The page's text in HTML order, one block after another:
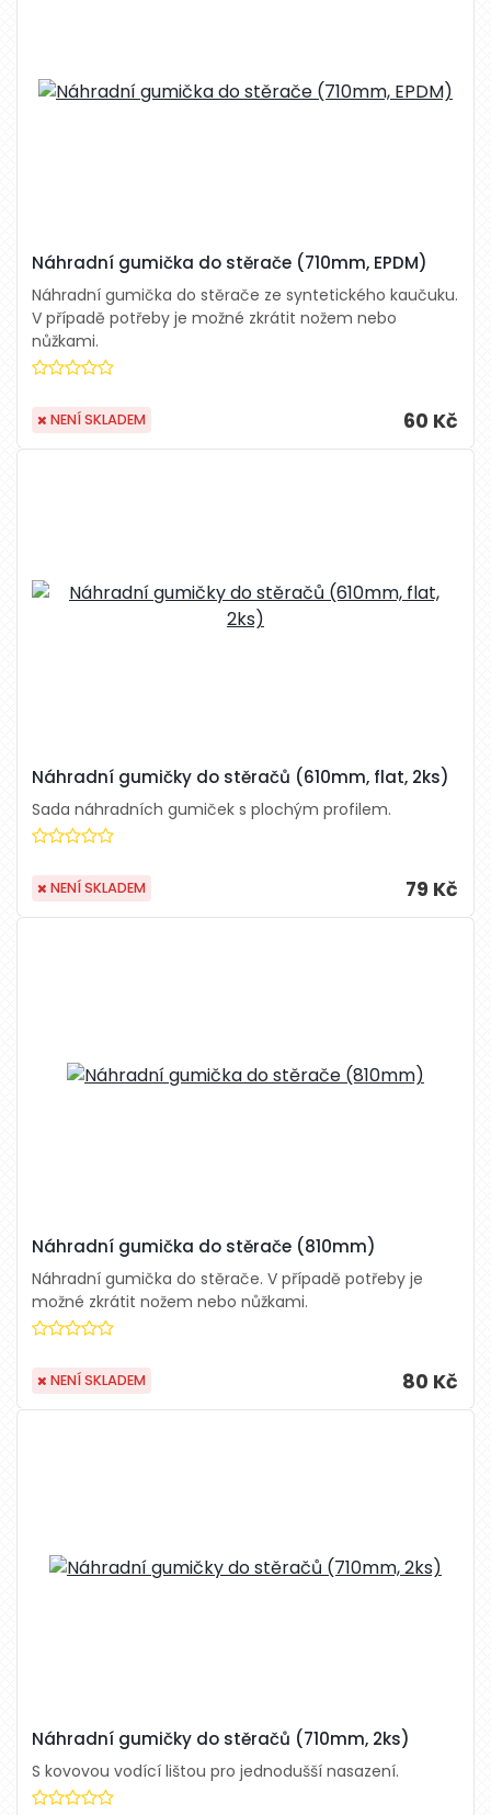
Náhradní gumička do stěrače (710mm, EPDM)
Náhradní gumička do stěrače ze syntetického kaučuku.
V případě potřeby je možné zkrátit nožem nebo
nůžkami.
60 Kč
NENÍ SKLADEM
Náhradní gumičky do stěračů (610mm, flat, 2ks)
Sada náhradních gumiček s plochým profilem.
79 Kč
NENÍ SKLADEM
Náhradní gumička do stěrače (810mm)
Náhradní gumička do stěrače. V případě potřeby je
možné zkrátit nožem nebo nůžkami.
80 Kč
NENÍ SKLADEM
Náhradní gumičky do stěračů (710mm, 2ks)
S kovovou vodící lištou pro jednodušší nasazení.